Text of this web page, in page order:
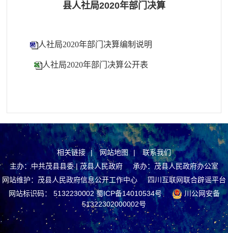
县人社局2020年部门决算
人社局2020年部门决算编制说明
人社局2020年部门决算公开表
相关链接 | 网站地图 |
联系我们
主办：中共茂县县委 | 茂县人民政府 承办：茂县人民政府办公室
网站维护：茂县人民政府信息公开工作中心四川互联网联合辟谣平台
网站标识码： 5132230002蜀ICP备14010534号
川公网安备
51322302000002号